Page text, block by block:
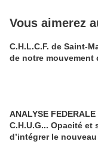
Vous aimerez
C.H.L.C.F. de Saint-
de notre mouvement
ANALYSE
C.H.U.G... Opacité et
d’intégrer le